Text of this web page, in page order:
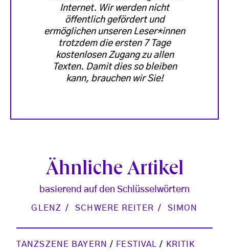
Internet. Wir werden nicht
öffentlich gefördert und
ermöglichen unseren Leser*innen
trotzdem die ersten 7 Tage
kostenlosen Zugang zu allen
Texten. Damit dies so bleiben
kann, brauchen wir Sie!
Ähnliche Artikel
basierend auf den Schlüsselwörtern
GLENZ SCHWERE REITER SIMON
TANZSZENE BAYERN / FESTIVAL / KRITIK